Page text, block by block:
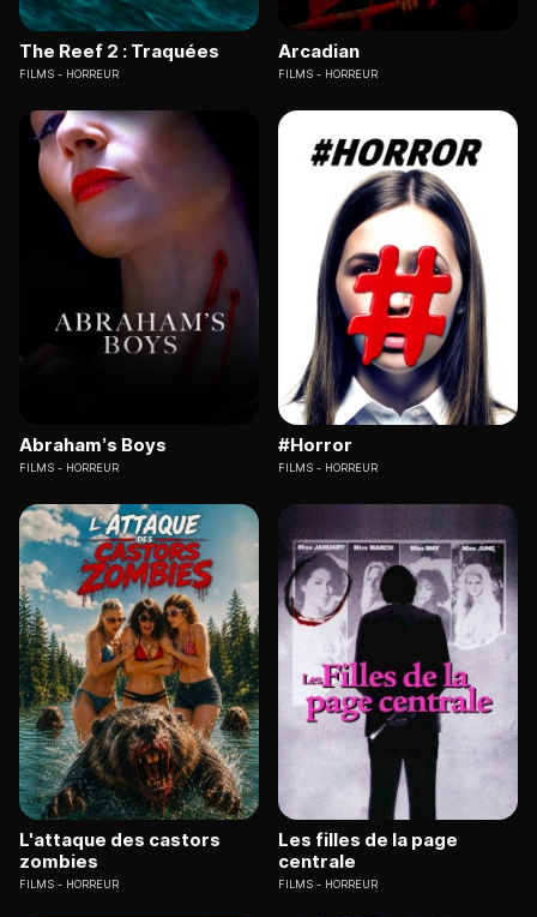
The Reef 2 : Traquées
FILMS HORREUR
Arcadian
FILMS HORREUR
Abraham’s Boys
FILMS HORREUR
#Horror
FILMS HORREUR
L'attaque des castors
zombies
FILMS HORREUR
Les filles de la page
centrale
FILMS HORREUR